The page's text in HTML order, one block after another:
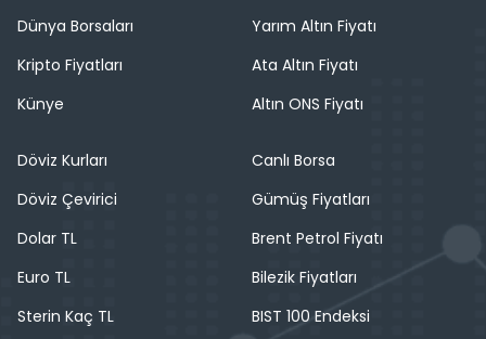
Dünya Borsaları
Kripto Fiyatları
Künye
Yarım Altın Fiyatı
Ata Altın Fiyatı
Altın ONS Fiyatı
Döviz Kurları
Döviz Çevirici
Dolar TL
Euro TL
Sterin Kaç TL
Canlı Borsa
Gümüş Fiyatları
Brent Petrol Fiyatı
Bilezik Fiyatları
BIST 100 Endeksi